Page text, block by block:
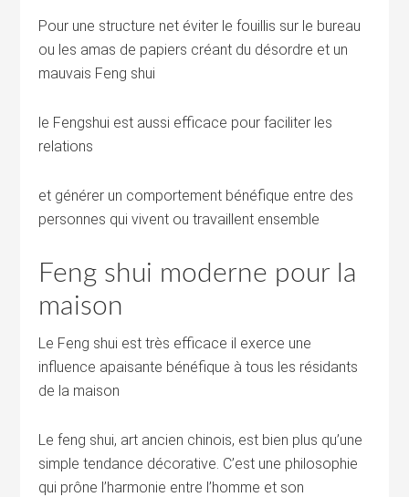
Pour une structure net éviter le fouillis sur le bureau
ou les amas de papiers créant du désordre et un
mauvais Feng shui
le Fengshui est aussi efficace pour faciliter les
relations
et générer un comportement bénéfique entre des
personnes qui vivent ou travaillent ensemble
Feng shui moderne pour la
maison
Le Feng shui est très efficace il exerce une
influence apaisante bénéfique à tous les résidants
de la maison
Le feng shui, art ancien chinois, est bien plus qu’une
simple tendance décorative. C’est une philosophie
qui prône l’harmonie entre l’homme et son